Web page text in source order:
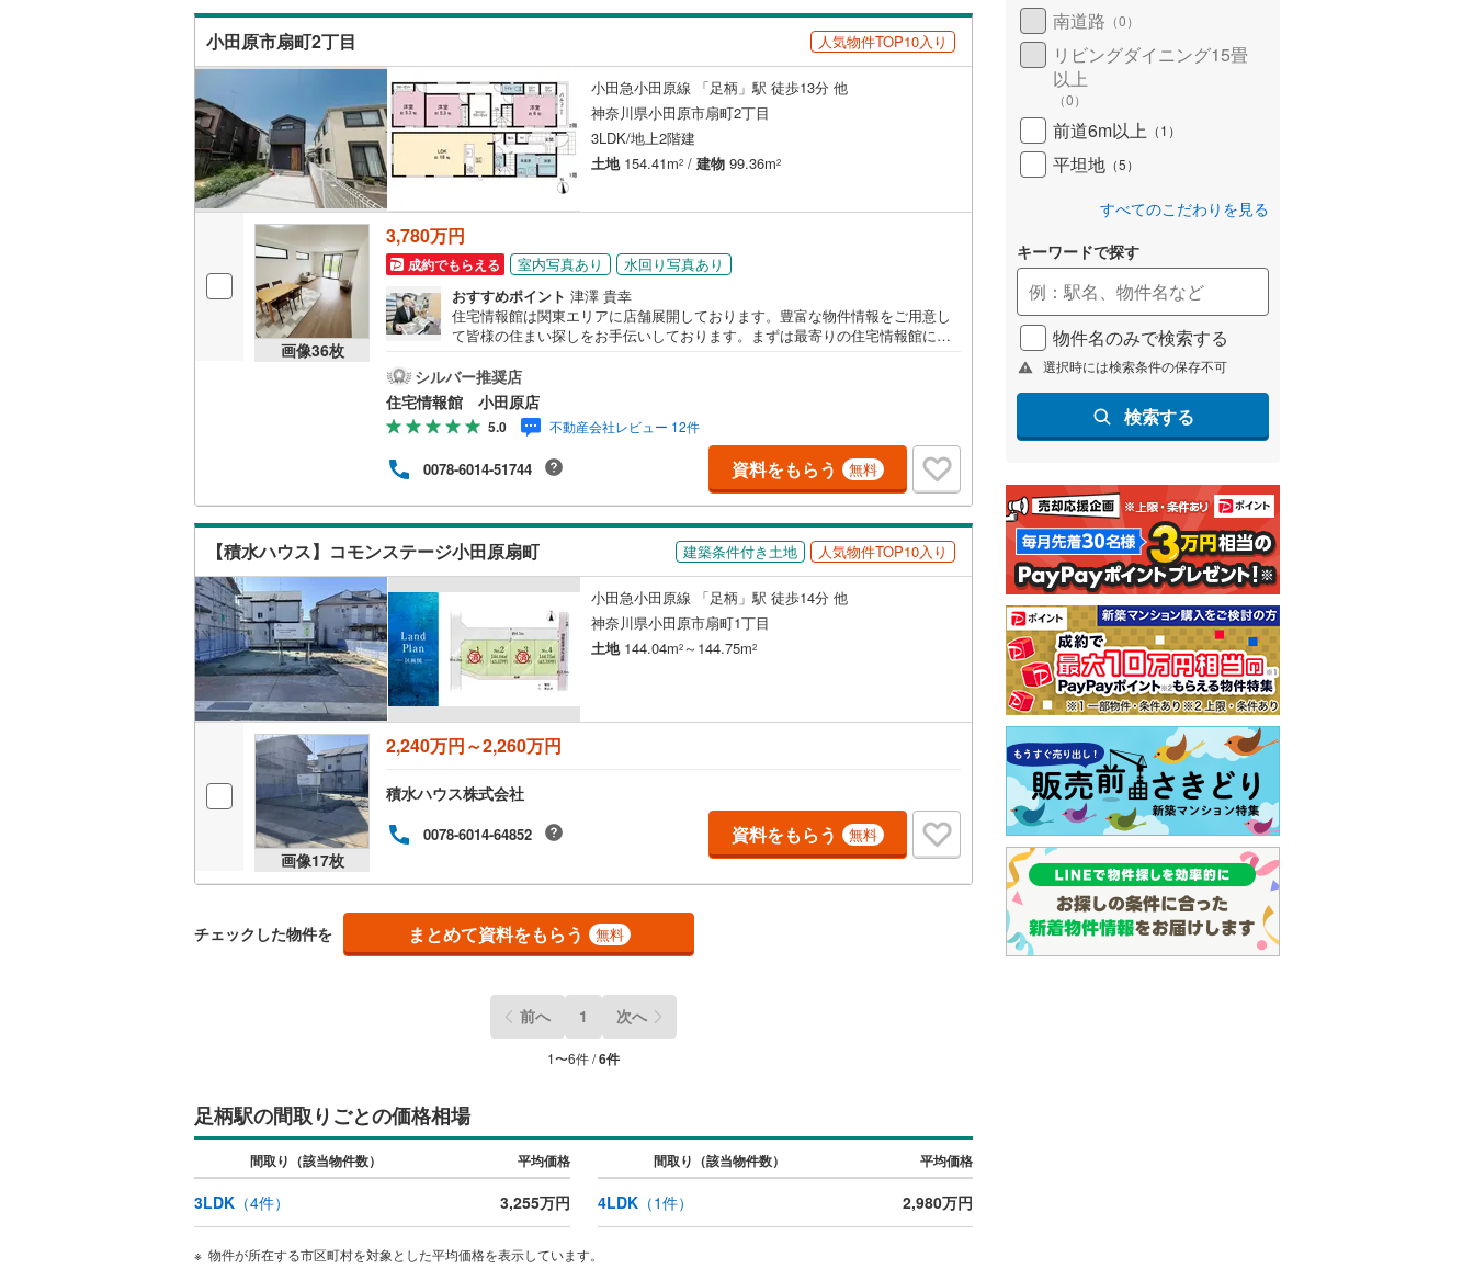
小田原市扇町2丁目 人気物件TOP10入り
小田急小田原線 「足柄」駅 徒歩13分 他
神奈川県小田原市扇町2丁目
3LDK/地上2階建
土地154.41m2 / 建物 99.36m2
画像36枚
3,780万円
成約でもらえる 室内写真あり
水回り写真あり
おすすめポイント 津澤 貴幸
住宅情報館は関東エリアに店舗展開しております。豊富な物件情報をご用意し
て皆様の住まい探しをお手伝いしております。まずは最寄りの住宅情報館にお
の試算やご購入の際にかかる諸費用の概算も行っております。しっかりとした
資金計画のアドバイスをさせて頂きますので、お気軽にご相談ください。
シルバー推奨店
住宅情報館 小田原店
5.0 不動産会社レビュー 12件
0078-6014-51744 資料をもらう 無料
【積水ハウス】コモンステージ小田原扇町 建築条件付き土地 人気物件TOP10入り
小田急小田原線 「足柄」駅 徒歩14分 他
神奈川県小田原市扇町1丁目
土地144.04m2～144.75m2
画像17枚
2,240万円～2,260万円
積水ハウス株式会社
0078-6014-64852 資料をもらう 無料
チェックした物件を まとめて資料をもらう 無料
前へ 1 次へ
1〜6件 /6件
足柄駅の間取りごとの価格相場
間取り（該当物件数） 平均価格 間取り（該当物件数） 平均価格
3LDK （4件） 3,255万円 4LDK（1件） 2,980万円
物件が所在する市区町村を対象とした平均価格を表示しています。
南道路 （0）
リビングダイニング15畳
以上
（0）
前道6m以上 （1 ）
平坦地 （5）
すべてのこだわりを見る
キーワードで探す
物件名のみで検索する
選択時には検索条件の保存不可
検索する
地下鉄 札幌市営地下鉄東西線(6) 札幌市営地下鉄東豊線
仙台市地下鉄南北線(426 仙台市地下鉄東西線 東京メトロ銀座線
東京メトロ丸ノ内線( 11 東京メトロ丸ノ内方南支線 東京メトロ日比谷線
東京メトロ東西線(122) 東京メトロ千代田線 東京メトロ有楽町線
(8 東京メトロ副都心線( 54 )
都営浅草線
都営新宿線( 167 )
都営大江戸線 (11) 横浜市営地下鉄ブルーライン
横浜市営地下鉄グリーンライン
209)
名古屋市営地下鉄東山線( 377 ) 名古屋市営地下鉄名城線(302) 名古屋市営地下鉄鶴舞線(246)
名古屋市営地下鉄桜通線
京都市営地下鉄烏丸線(53) OsakaMetro長堀鶴見緑地線
OsakaMetro今里筋線
OsakaMetro御堂筋線(93
OsakaMetro四つ橋線(7) OsakaMetro中央線(25) OsakaMetro千日前線(12)
OsakaMetro堺筋線
神戸市営地下鉄西神・山手線(149) 神戸市営地下鉄海岸線(23)
福岡市地下鉄空港線(122 ) 福岡市地下鉄箱崎線 福岡市地下鉄七隈線(367)
私鉄・その他 札幌市電(1) 函館市電 函館市電宝来・谷地頭線(0)
道南いさりび鉄道 (0 ) 真岡鐵道(15)
阿武隈急行(100) 会津鉄道(8) 山形鉄道フラワー長井線(0)
えちごトキめき鉄道妙高はねうまラ
イン(3)
いすみ鉄道(3) 北越急行ほくほく線(0) しなの鉄道(20)
津軽鉄道(0)
弘南鉄道弘南線(0) 三陸鉄道リアス線(9)
由利高原鉄道鳥海山ろく線(0) 仙台空港アクセス線(83)
長野電鉄長野線(6)
宇都宮ライトレール(170)
小湊鐵道
上毛電気鉄道上毛線(180 秩父鉄道
(219)